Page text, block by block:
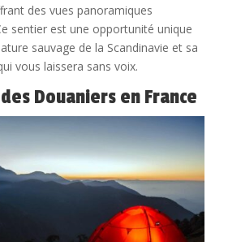
des vues panoramiques
sentier est une opportunité unique
sauvage de la Scandinavie et sa
vous laissera sans voix.
Douaniers en France